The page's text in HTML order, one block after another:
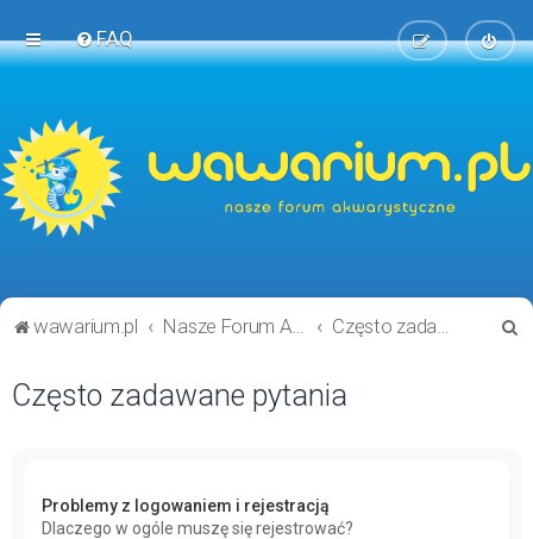
FAQ
wawarium.pl Nasze Forum Akwarystyczne Często zadawane pytania
Często zadawane pytania
Problemy z logowaniem i rejestracją
Dlaczego w ogóle muszę się rejestrować?